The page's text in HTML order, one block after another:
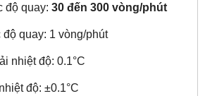
độ quay: 30 đến 300 vòng/phút
quay: 1 vòng/phút
nhiệt độ: 0.1°C
độ: ±0.1°C